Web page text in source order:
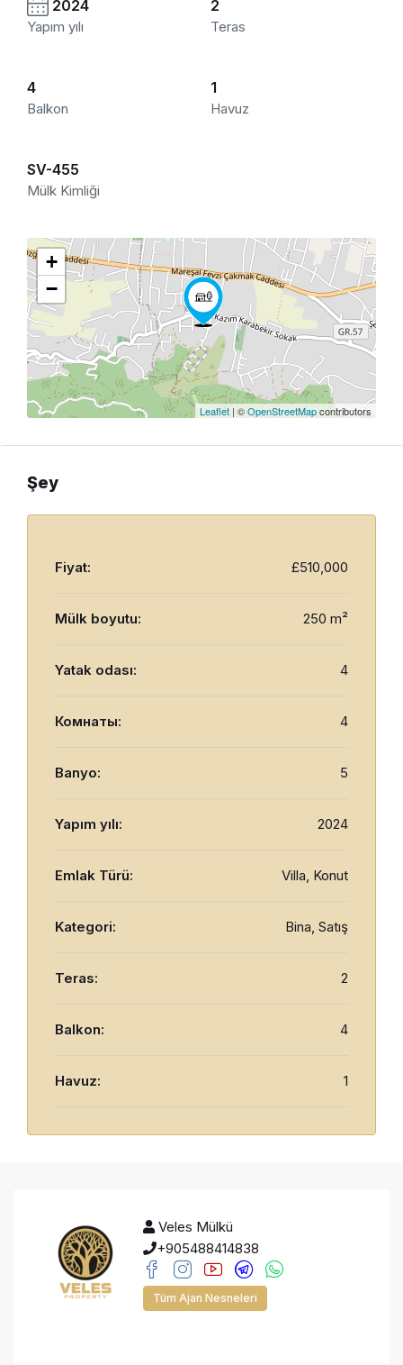
2024
Yapım yılı
2
Teras
4
Balkon
1
Havuz
SV-455
Mülk Kimliği
+
−
Leaflet | ©OpenStreetMapcontributors
Şey
Fiyat: £510,000
Mülk boyutu: 250 m²
Yatak odası: 4
Комнаты: 4
Banyo: 5
Yapım yılı: 2024
Emlak Türü: Villa, Konut
Kategori: Bina, Satış
Teras: 2
Balkon: 4
Havuz: 1
Veles Mülkü
+905488414838
Tüm Ajan Nesneleri